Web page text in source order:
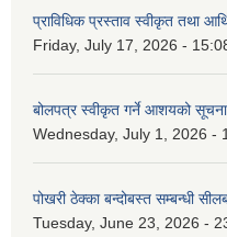
प्राविधिक प्रस्ताव स्वीकृत तथा
Friday, July 17, 2026 -
बोलपत्र स्वीकृत गर्ने आशयको
Wednesday, July 1, 2026 -
पोखरी ठेक्का बन्दोबस्त सम्बन्धी
Tuesday, June 23, 2026 -